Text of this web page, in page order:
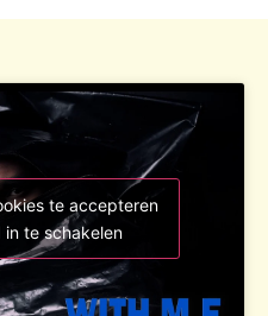
te accepteren
te schakelen